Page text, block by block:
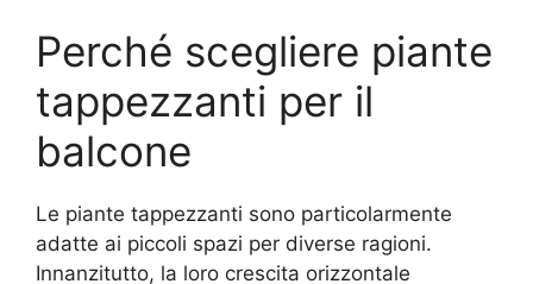
Perché scegliere piante
tappezzanti per il
balcone
Le piante tappezzanti sono particolarmente
adatte ai piccoli spazi per diverse ragioni.
Innanzitutto, la loro crescita orizzontale